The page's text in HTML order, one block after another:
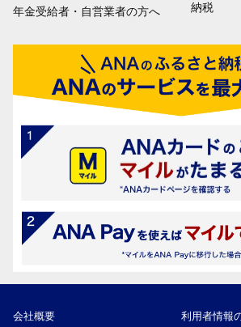
年金受給者・自営業者の方へ
納税
会社概要 利用者情報